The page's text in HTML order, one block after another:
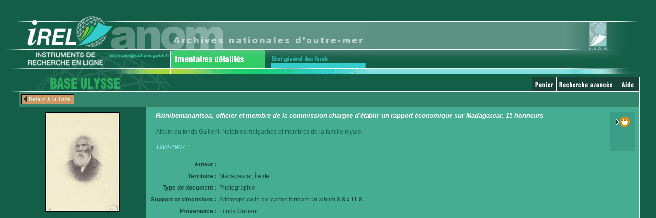
Rainibemanantsoa, officier et membre de la commission chargée d'établir un rapport économique sur Madagascar. 15 honneurs
Album du fonds Gallieni. Notables malgaches et membres de la famille royale.
1904-1907
Auteur :
Territoire : Madagascar, Île de
Type de document : Photographie
Support et dimensions : Aristotype collé sur carton formant un album 8,8 x 11,8
Provenance : Fonds Gallieni